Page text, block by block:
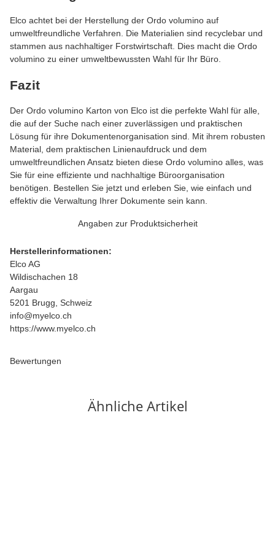
Elco achtet bei der Herstellung der Ordo volumino auf
umweltfreundliche Verfahren. Die Materialien sind recyclebar und
stammen aus nachhaltiger Forstwirtschaft. Dies macht die Ordo
volumino zu einer umweltbewussten Wahl für Ihr Büro.
Fazit
Der Ordo volumino Karton von Elco ist die perfekte Wahl für alle,
die auf der Suche nach einer zuverlässigen und praktischen
Lösung für ihre Dokumentenorganisation sind. Mit ihrem robusten
Material, dem praktischen Linienaufdruck und dem
umweltfreundlichen Ansatz bieten diese Ordo volumino alles, was
Sie für eine effiziente und nachhaltige Büroorganisation
benötigen. Bestellen Sie jetzt und erleben Sie, wie einfach und
effektiv die Verwaltung Ihrer Dokumente sein kann.
Angaben zur Produktsicherheit
Herstellerinformationen:
Elco AG
Wildischachen 18
Aargau
5201 Brugg, Schweiz
info@myelco.ch
https://www.myelco.ch
Bewertungen
Ähnliche Artikel